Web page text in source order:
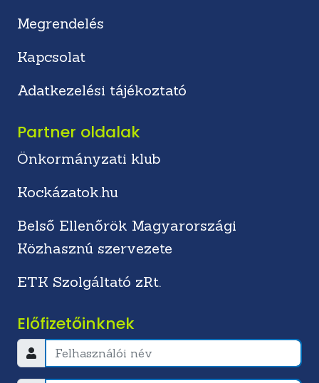
Megrendelés
Kapcsolat
Adatkezelési tájékoztató
Partner oldalak
Önkormányzati klub
Kockázatok.hu
Belső Ellenőrök Magyarországi
Közhasznú szervezete
ETK Szolgáltató zRt.
Előfizetőinknek